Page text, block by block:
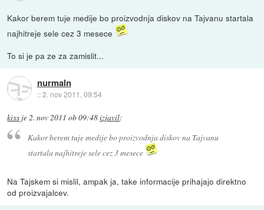
Kakor berem tuje medije bo proizvodnja diskov na Tajvanu startala
najhitreje sele cez 3 mesece
To si je pa ze za zamislit...
nurmaln
::2. nov 2011, 09:54
kixs je2. nov 2011 ob 09:48izjavil:
Kakor berem tuje medije bo proizvodnja diskov na Tajvanu
startala najhitreje sele cez 3 mesece
Na Tajskem si mislil, ampak ja, take informacije prihajajo direktno
od proizvajalcev.